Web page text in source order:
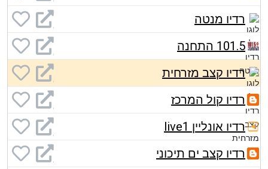
רדיו מנטה
101.5 התחנה
רדיו קצב מזרחית
רדיו קול המרכז
רדיו אונליין live1
רדיו קצב ים תיכוני